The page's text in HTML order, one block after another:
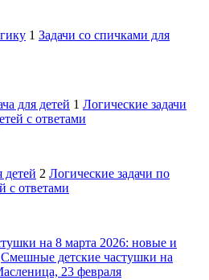
1 Задачи со спичками для
для детей 1 Логические задачи
с ответами
детей 2 Логические задачи по
с ответами
на 8 марта 2026: новые и
Смешные детские частушки на
23 февраля